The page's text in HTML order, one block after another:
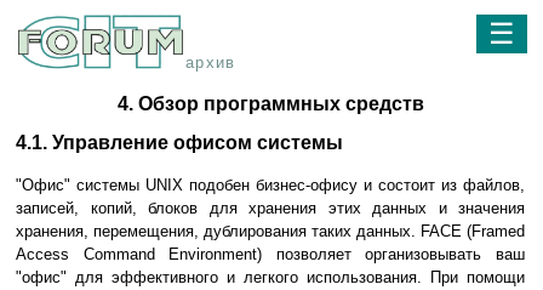
архив
☰
4. Обзор программных средств
4.1. Управление офисом системы
"Офис" системы UNIX подобен бизнес-офису и состоит из файлов,
записей, копий, блоков для хранения этих данных и значения
хранения, перемещения, дублирования таких данных. FACE (Framed
Access Command Environment) позволяет организовывать ваш
"офис" для эффективного и легкого использования. При помощи